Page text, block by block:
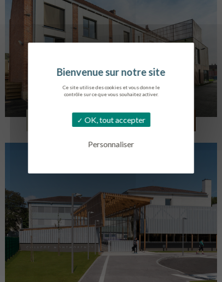
Ce site utilise des cookies et vous donne le
contrôle sur ce que vous souhaitez activer.
OK, tout accepter
Personnaliser
LOG. JEUNES TRAVAILLEURS